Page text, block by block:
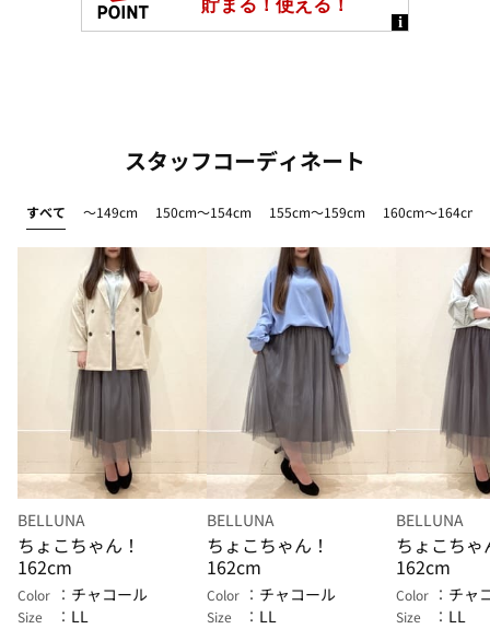
スタッフコーディネート
すべて ～149cm 150cm～154cm 155cm～159cm 160cm～164cm
BELLUNA
ちょこちゃん！
162cm
Color チャコール
Size LL
BELLUNA
ちょこちゃん！
162cm
Color チャコール
Size LL
BELLUNA
ちょこちゃ
162cm
Color チャ
Size LL